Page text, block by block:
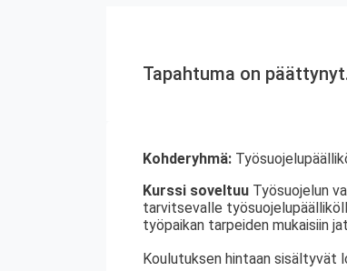
Tapahtuma on
Kohderyhmä:
Kurssi soveltuu Työsuojelun
tarvitsevalle
työpaikan tarpeiden mukaisiin
Koulutuksen hintaan sisältyvät